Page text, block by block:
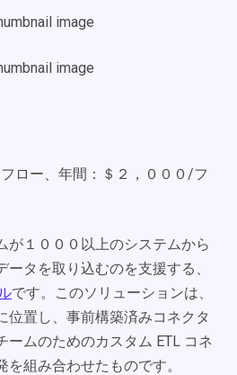
ロー、年間：＄２，０００/フ
が１０００以上のシステムから
タを取り込むのを支援する、
です。このソリューションは、
位置し、事前構築済みコネクタ
ームのためのカスタム ETL コネ
組み合わせたものです。